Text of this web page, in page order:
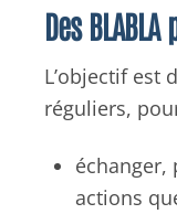
Des
L’objectif est
réguliers,
échanger,
actions